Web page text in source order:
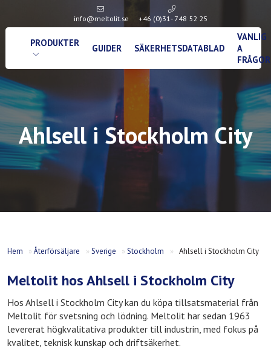
info@meltolit.se +46 (0)31- 748 52 25
PRODUKTER GUIDER SÄKERHETSDATABLAD
VANLIG
A
FRÅGOR
Ahlsell i Stockholm City
Hem »Återförsäljare » Sverige »Stockholm » Ahlsell i Stockholm City
Meltolit hos Ahlsell i Stockholm City
Hos Ahlsell i Stockholm City kan du köpa tillsatsmaterial från
Meltolit för svetsning och lödning. Meltolit har sedan 1963
levererat högkvalitativa produkter till industrin, med fokus på
kvalitet, teknisk kunskap och driftsäkerhet.